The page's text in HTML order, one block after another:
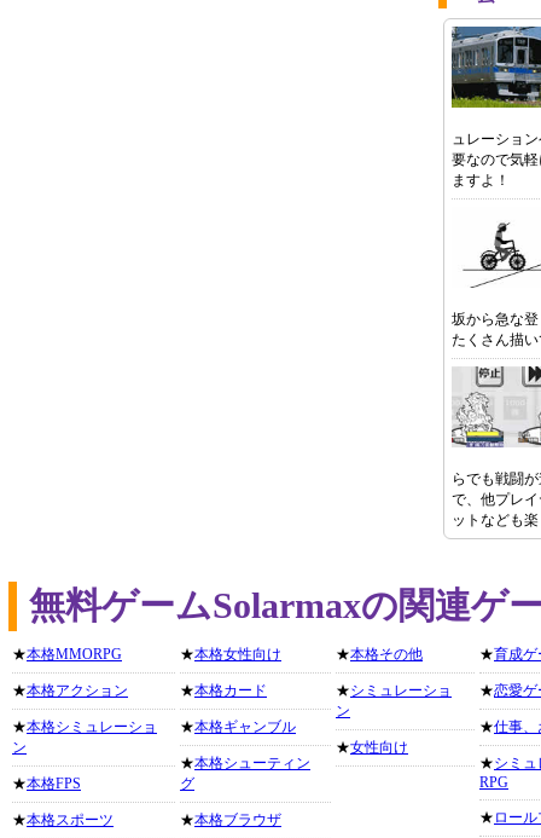
ュレーショ
要なので気
ますよ！
坂から急な
たくさん描
らでも戦闘
で、他プレ
ットなども
無料ゲームSolarmaxの関連ゲ
★本格MMORPG
★本格アクション
★本格シミュレーショ
ン
★本格FPS
★本格スポーツ
★本格女性向け
★本格カード
★本格ギャンブル
★本格シューティン
グ
★本格ブラウザ
★本格その他
★シミュレーショ
ン
★女性向け
★育成ゲ
★恋愛ゲ
★仕事、
★シミ
RPG
★ ロー